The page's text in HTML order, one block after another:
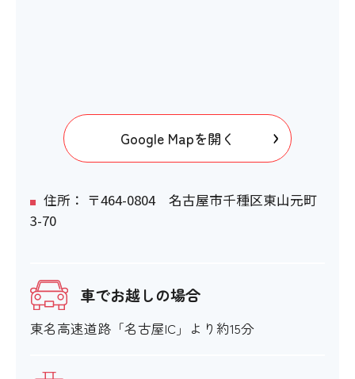
Google Mapを開く
住所： 〒464-0804 名古屋市千種区東山元町
3-70
車でお越しの場合
東名高速道路「名古屋IC」より約15分